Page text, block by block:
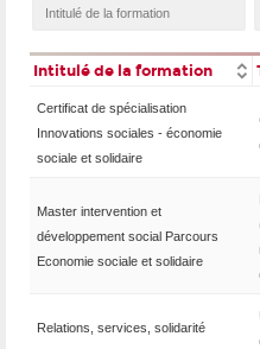
Intitulé de la formation
Certificat de spécialisation
Innovations sociales - économie
sociale et solidaire
Master intervention et
développement social Parcours
Economie sociale et solidaire
Relations, services, solidarité